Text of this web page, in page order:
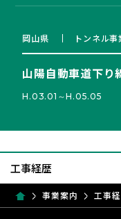
岡山県 トンネル事
山陽自動車道下り
H.03.01～H.05.05
事業案内 工事